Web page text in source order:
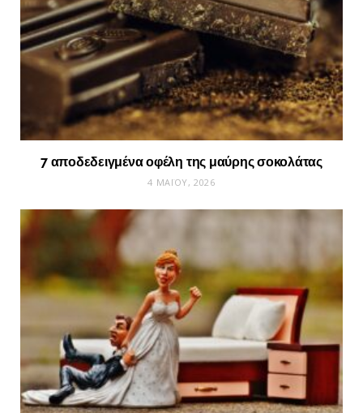
7 αποδεδειγμένα οφέλη της μαύρης σοκολάτας
4 ΜΑΪ́ΟΥ, 2026